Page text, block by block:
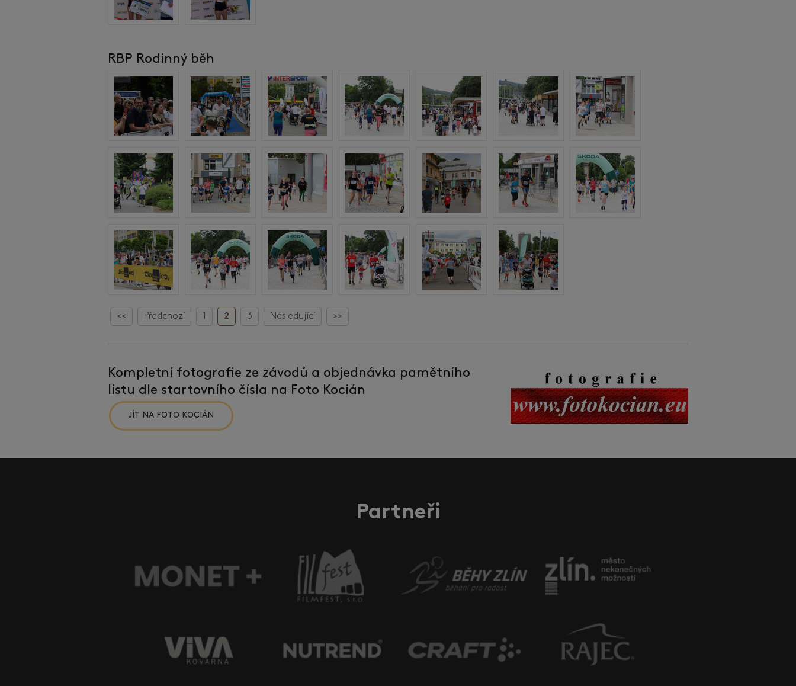
RBP Rodinný běh
<< Předchozí 1 2 3 Následující >>
Kompletní fotografie ze závodů a objednávka pamětního
listu dle startovního čísla na Foto Kocián
JÍT NA FOTO KOCIÁN
Partneři